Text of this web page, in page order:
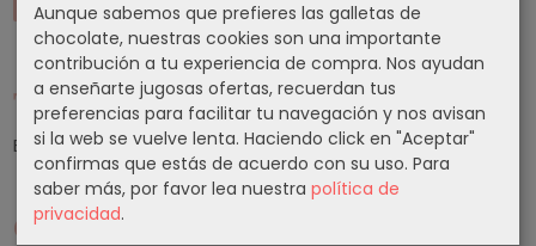
Tu Carrito (0)
El carrito de la compra está vacío
Cupones
Aunque sabemos que prefieres las galletas de
chocolate, nuestras cookies son una importante
contribución a tu experiencia de compra. Nos ayudan
a enseñarte jugosas ofertas, recuerdan tus
preferencias para facilitar tu navegación y nos avisan
si la web se vuelve lenta. Haciendo click en "Aceptar"
confirmas que estás de acuerdo con su uso. Para
saber más, por favor lea nuestra política de
privacidad.